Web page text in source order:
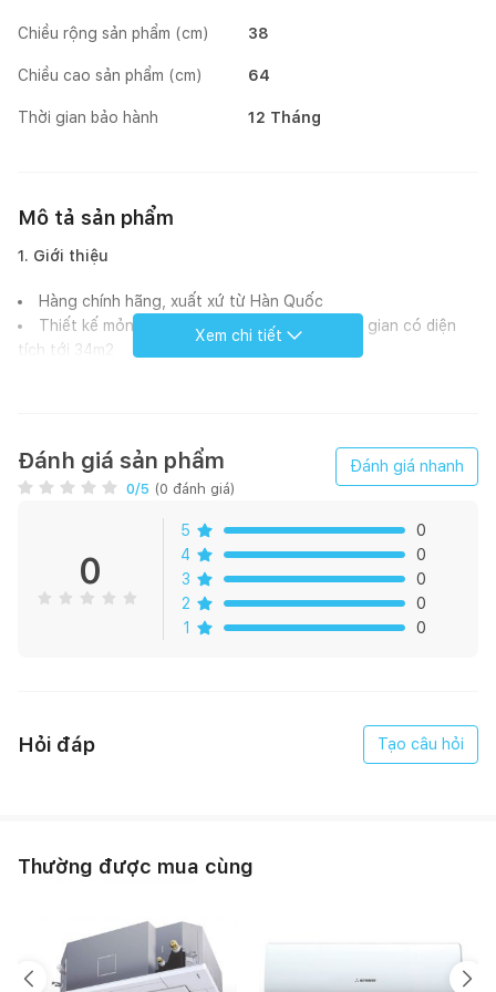
Chiều rộng sản phẩm (cm) 38
Chiều cao sản phẩm (cm) 64
Thời gian bảo hành 12 Tháng
Mô tả sản phẩm
1. Giới thiệu
Hàng chính hãng, xuất xứ từ Hàn Quốc
Thiết kế mỏng và gọn nhẹ giúp tối ưu không gian có diện
tích tới 34m2
Đèn LED hiển thị chất lượng không khí tức thời
Chế độ tự ngắt nguồn khi các bộ phận bị tách rời
Vận hành êm ái, không gây ra tiếng ồn nhờ động cơ DC
Chế độ an toàn tự động tắt nguồn khi mở nắp máy
Vệ sinh dễ dàng với lưới thoát khí có thể tháo rời và hệ
thống báo thay màng khi đến hạn tiện lợi
CÁC CHẾ ĐỘ THÔNG MINH VỚI CẢM BIẾN ĐÔI SIÊU NHẠY
Chế độ ECO – thiết bị sẽ chuyển sang trạng thái tạm dừng
hoạt động (Standby) khi nhận biết không khí trong phòng
Đèn/khóa trẻ em - Tắt đèn hoặc khóa hoạt động của các
Xem chi tiết
Đánh giá sản phẩm
0/5 (0 đánh giá)
Đánh giá nhanh
0
5
0
4
0
3
0
2
0
1
0
Hỏi đáp Tạo câu hỏi
Thường được mua cùng